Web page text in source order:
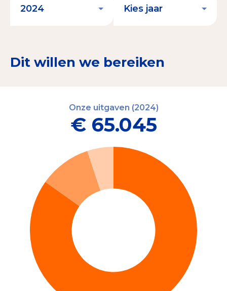
Dit willen we bereiken
Onze uitgaven (2024)
€ 65.045